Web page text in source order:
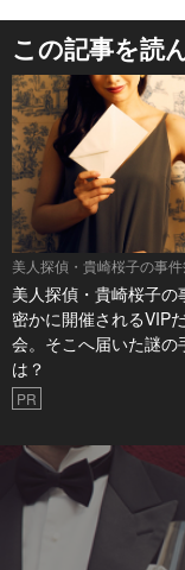
この記事を読
美人探偵・貴崎桜子の事
美人探偵・貴崎桜子の
密かに開催されるVIP
会。そこへ届いた謎の
は？
PR